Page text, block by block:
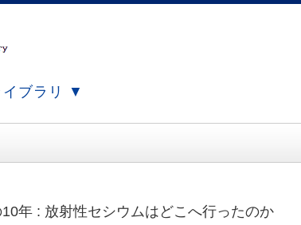
イブラリ ▼
年 : 放射性セシウムはどこへ行ったのか